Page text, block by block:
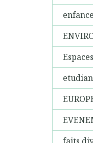
enfance
faits